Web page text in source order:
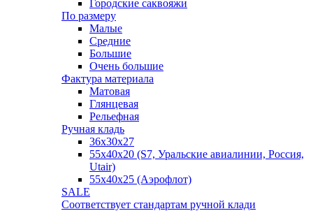
Городские саквояжи
По размеру
Малые
Средние
Большие
Очень большие
Фактура материала
Матовая
Глянцевая
Рельефная
Ручная кладь
36х30x27
55х40х20 (S7, Уральские авиалинии, Россия,
Utair)
55х40х25 (Аэрофлот)
SALE
Соответствует стандартам ручной клади